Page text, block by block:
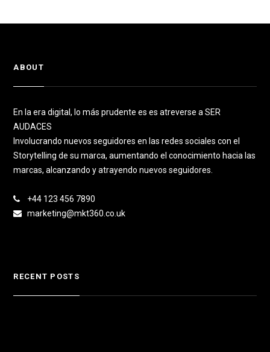
ABOUT
En la era digital, lo más prudente es es atreverse a SER
AUDACES
Involucrando nuevos seguidores en las redes sociales con el
Storytelling de su marca, aumentando el conocimiento hacia las
marcas, alcanzando y atrayendo nuevos seguidores.
+44 123 456 7890
marketing@mkt360.co.uk
RECENT POSTS